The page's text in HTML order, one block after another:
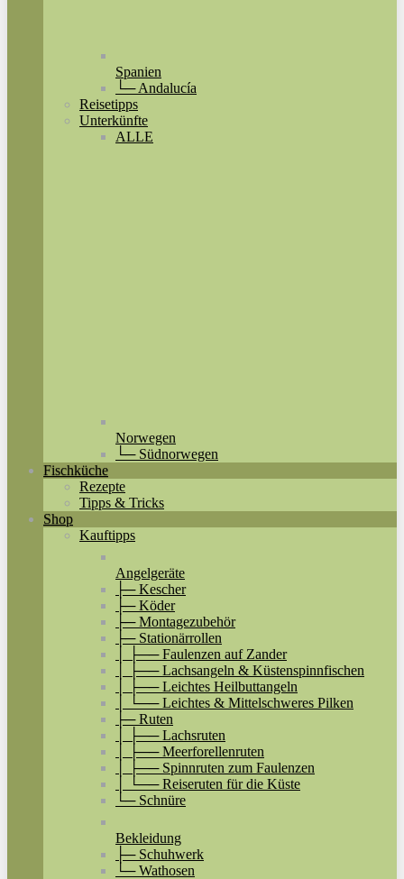
Spanien
└─ Andalucía
Reisetipps
Unterkünfte
ALLE
Norwegen
└─ Südnorwegen
Fischküche
Rezepte
Tipps & Tricks
Shop
Kauftipps
Angelgeräte
├─ Kescher
├─ Köder
├─ Montagezubehör
├─ Stationärrollen
│ ├── Faulenzen auf Zander
│ ├── Lachsangeln & Küstenspinnfischen
│ ├── Leichtes Heilbuttangeln
│ └── Leichtes & Mittelschweres Pilken
├─ Ruten
│ ├── Lachsruten
│ ├── Meerforellenruten
│ ├── Spinnruten zum Faulenzen
│ └── Reiseruten für die Küste
└─ Schnüre
Bekleidung
├─ Schuhwerk
└─ Wathosen